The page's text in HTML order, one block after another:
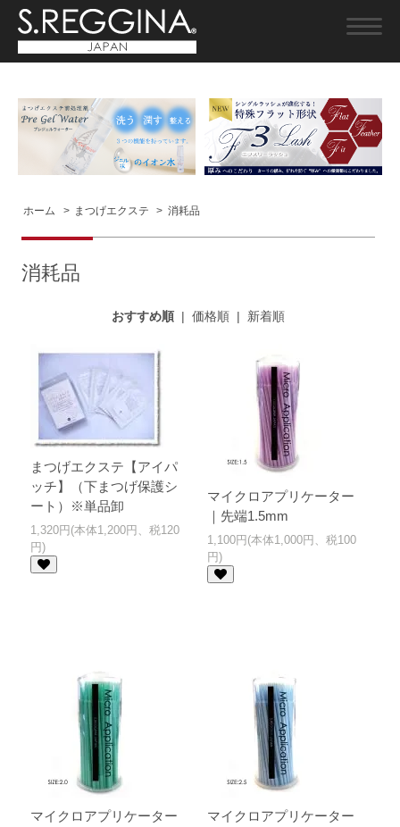
ホーム > まつげエクステ > 消耗品
消耗品
おすすめ順| 価格順| 新着順
まつげエクステ【アイパ
ッチ】（下まつげ保護シ
ート）※単品卸
1,320円(本体1,200円、税120
円)
マイクロアプリケーター
｜先端1.5mm
1,100円(本体1,000円、税100
円)
マイクロアプリケーター
マイクロアプリケーター